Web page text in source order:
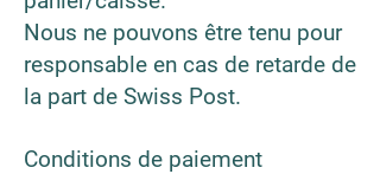
Nous ne pouvons être tenu pour
responsable en cas de retarde de
la part de Swiss Post.
Conditions de paiement